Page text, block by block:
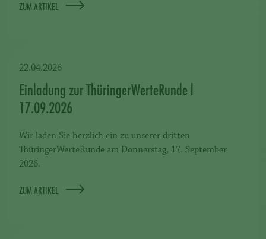
ZUM ARTIKEL
Einladung zur ThüringerWerteRunde l
17.09.2026
Wir laden Sie herzlich ein zu unserer dritten
ThüringerWerteRunde am Donnerstag, 17. September
2026.
ZUM ARTIKEL
22.04.2026